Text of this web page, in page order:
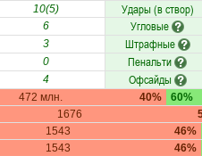
10(5) Удары (в створ)
6 Угловые
3 Штрафные
0 Пенальти
4 Офсайды
472 млн. 40%
60%
1676
1543
46%
1543
46%